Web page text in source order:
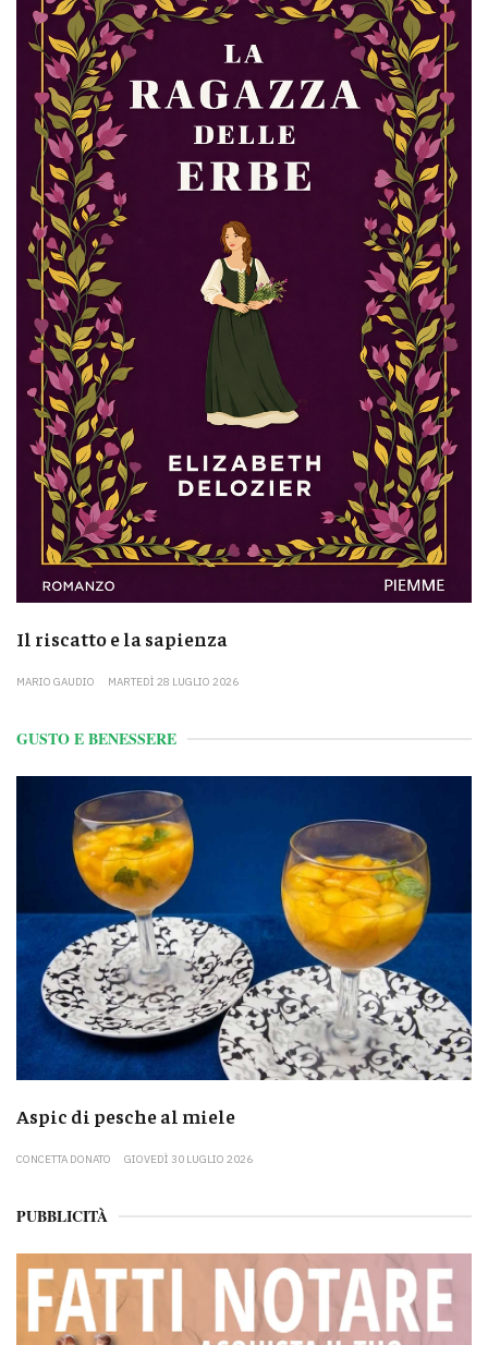
Il riscatto e la sapienza
MARIO GAUDIO MARTEDÌ 28 LUGLIO 2026
GUSTO E BENESSERE
Aspic di pesche al miele
CONCETTA DONATO GIOVEDÌ 30 LUGLIO 2026
PUBBLICITÀ